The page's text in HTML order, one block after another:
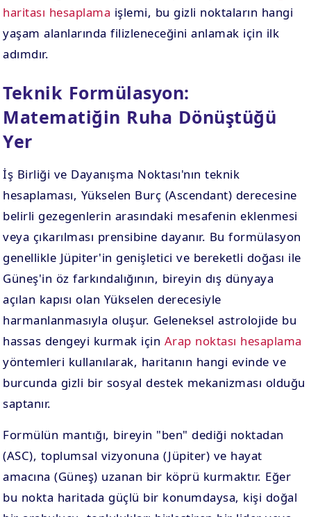
haritası hesaplama işlemi, bu gizli noktaların hangi
yaşam alanlarında filizleneceğini anlamak için ilk
adımdır.
Teknik Formülasyon:
Matematiğin Ruha Dönüştüğü
Yer
İş Birliği ve Dayanışma Noktası'nın teknik
hesaplaması, Yükselen Burç (Ascendant) derecesine
belirli gezegenlerin arasındaki mesafenin eklenmesi
veya çıkarılması prensibine dayanır. Bu formülasyon
genellikle Jüpiter'in genişletici ve bereketli doğası ile
Güneş'in öz farkındalığının, bireyin dış dünyaya
açılan kapısı olan Yükselen derecesiyle
harmanlanmasıyla oluşur. Geleneksel astrolojide bu
hassas dengeyi kurmak için Arap noktası hesaplama
yöntemleri kullanılarak, haritanın hangi evinde ve
burcunda gizli bir sosyal destek mekanizması olduğu
saptanır.
Formülün mantığı, bireyin "ben" dediği noktadan
(ASC), toplumsal vizyonuna (Jüpiter) ve hayat
amacına (Güneş) uzanan bir köprü kurmaktır. Eğer
bu nokta haritada güçlü bir konumdaysa, kişi doğal